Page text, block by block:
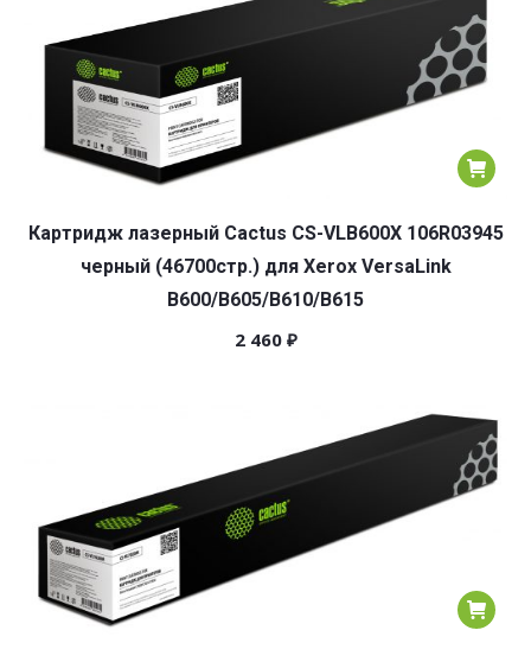
Картридж лазерный Cactus CS-VLB600X 106R03945
черный (46700стр.) для Xerox VersaLink
B600/B605/B610/B615
2 460 ₽